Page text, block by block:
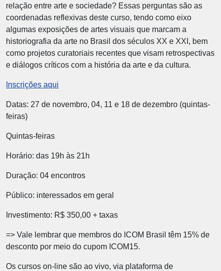
relação entre arte e sociedade? Essas perguntas são as
coordenadas reflexivas deste curso, tendo como eixo
algumas exposições de artes visuais que marcam a
historiografia da arte no Brasil dos séculos XX e XXI, bem
como projetos curatoriais recentes que visam retrospectivas
e diálogos críticos com a história da arte e da cultura.
Inscrições aqui
Datas: 27 de novembro, 04, 11 e 18 de dezembro (quintas-
feiras)
Quintas-feiras
Horário: das 19h às 21h
Duração: 04 encontros
Público: interessados em geral
Investimento: R$ 350,00 + taxas
=> Vale lembrar que membros do ICOM Brasil têm 15% de
desconto por meio do cupom ICOM15.
Os cursos on-line são ao vivo, via plataforma de